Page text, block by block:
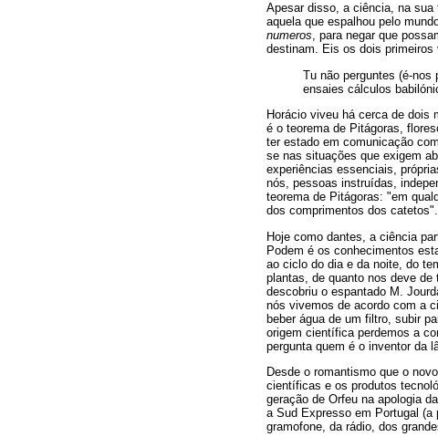
Apesar disso, a ciência, na
aquela que espalhou pelo
numeros, para negar que
destinam. Eis os dois primeiros
Tu não perguntes (é-
ensaies cálculos
Horácio viveu há cerca de dois
é o teorema de Pitágoras,
ter estado em comunicação
se nas situações que exigem
experiências essenciais,
nós, pessoas instruídas,
teorema de Pitágoras: "em
dos comprimentos dos catetos".
Hoje como dantes, a ciência
Podem é os conhecimentos
ao ciclo do dia e da noite, do
plantas, de quanto nos deve
descobriu o espantado M.
nós vivemos de acordo com a
beber água de um filtro, subir
origem científica perdemos a
pergunta quem é o inventor da
Desde o romantismo que o
científicas e os produtos
geração de Orfeu na apologia
a Sud Expresso em Portugal (a
gramofone, da rádio, dos